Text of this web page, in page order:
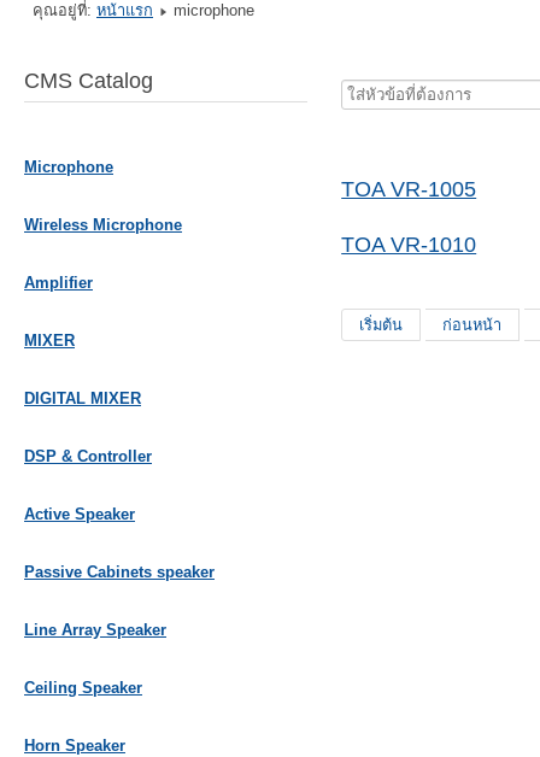
คุณอยู่ที่: หน้าแรก microphone
CMS Catalog
Microphone
Wireless Microphone
Amplifier
MIXER
DIGITAL MIXER
DSP & Controller
Active Speaker
Passive Cabinets speaker
Line Array Speaker
Ceiling Speaker
Horn Speaker
ใส่
ต้องการ
TOA VR-1005
TOA VR-1010
เริ่มต้น ก่อนหน้า